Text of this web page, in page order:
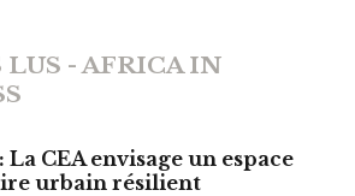
LUS - AFRICA IN
CEA envisage un espace
urbain résilient